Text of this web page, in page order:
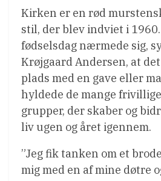
Kirken er en rød
stil, der blev indviet i
fødselsdag nærmede sig,
Krøjgaard Andersen, at
plads med en gave eller
hyldede de mange
grupper, der skaber og
liv ugen og året igennem.
”Jeg fik tanken om et
mig med en af mine døtre